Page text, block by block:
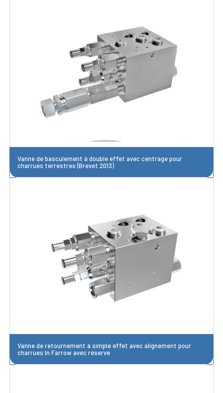
Vanne de basculement à double effet avec centrage pour
charrues terrestres (Brevet 2013)
Vanne de retournement à simple effet avec alignement pour
charrues In Farrow avec réserve